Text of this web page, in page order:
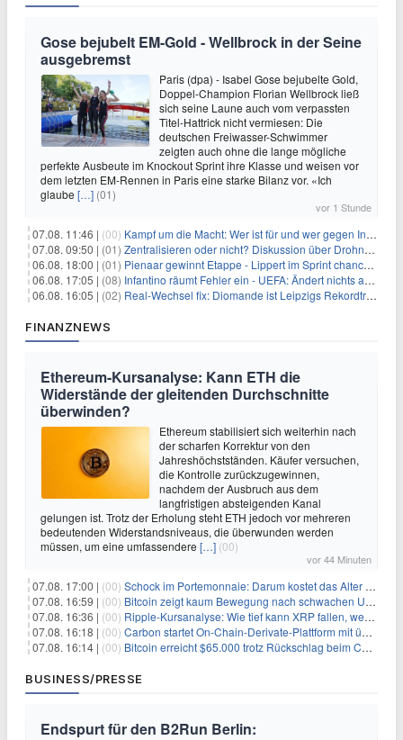
Gose bejubelt EM-Gold - Wellbrock in der Seine
ausgebremst
Paris (dpa) - Isabel Gose bejubelte Gold,
Doppel-Champion Florian Wellbrock ließ
sich seine Laune auch vom verpassten
Titel-Hattrick nicht vermiesen: Die
deutschen Freiwasser-Schwimmer
zeigten auch ohne die lange mögliche
perfekte Ausbeute im Knockout Sprint ihre Klasse und weisen vor
dem letzten EM-Rennen in Paris eine starke Bilanz vor. «Ich
glaube […] (01)
vor 1 Stunde
07.08. 11:46 | (00) Kampf um die Macht: Wer ist für und wer gegen Infantino?
07.08. 09:50 | (01) Zentralisieren oder nicht? Diskussion über Drohnenabwehr
06.08. 18:00 | (01) Pienaar gewinnt Etappe - Lippert im Sprint chancenlos
06.08. 17:05 | (08) Infantino räumt Fehler ein - UEFA: Ändert nichts an Boykott
06.08. 16:05 | (02) Real-Wechsel fix: Diomande ist Leipzigs Rekordtransfer
FINANZNEWS
Ethereum-Kursanalyse: Kann ETH die
Widerstände der gleitenden Durchschnitte
überwinden?
Ethereum stabilisiert sich weiterhin nach
der scharfen Korrektur von den
Jahreshöchstständen. Käufer versuchen,
die Kontrolle zurückzugewinnen,
nachdem der Ausbruch aus dem
langfristigen absteigenden Kanal
gelungen ist. Trotz der Erholung steht ETH jedoch vor mehreren
bedeutenden Widerstandsniveaus, die überwunden werden
müssen, um eine umfassendere […] (00)
vor 44 Minuten
07.08. 17:00 | (00) Schock im Portemonnaie: Darum kostet das Alter deutlich mehr als Sie denken
07.08. 16:59 | (00) Bitcoin zeigt kaum Bewegung nach schwachen US-Arbeitsmarktdaten, Fed-Zinserhöhungschancen sinken auf 44%
07.08. 16:36 | (00) Ripple-Kursanalyse: Wie tief kann XRP fallen, wenn die $1-Unterstützung am Wochenende verloren geht?
07.08. 16:18 | (00) Carbon startet On-Chain-Derivate-Plattform mit über 950 Märkten in einem Konto
07.08. 16:14 | (00) Bitcoin erreicht $65.000 trotz Rückschlag beim CLARITY Act und fehlendem US-Iran-Abkommen
BUSINESS/PRESSE
Endspurt für den B2Run Berlin: